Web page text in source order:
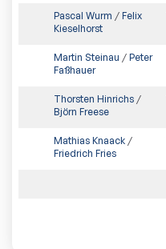
Pascal Wurm / Felix
Kieselhorst
Martin Steinau / Peter
Faßhauer
Thorsten Hinrichs /
Björn Freese
Mathias Knaack /
Friedrich Fries